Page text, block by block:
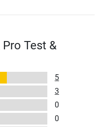
Test &
5
3
0
0